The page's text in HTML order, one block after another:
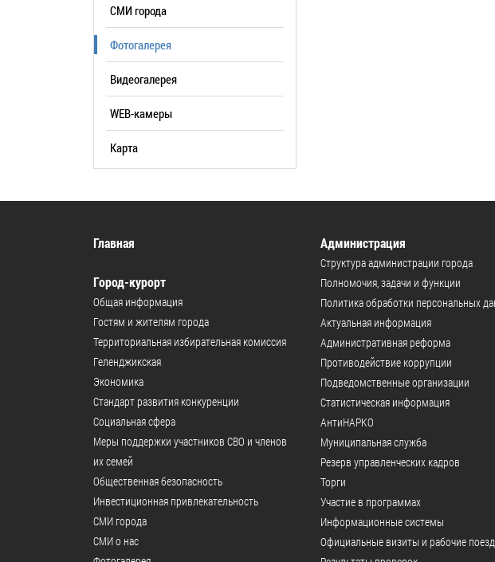
СМИ города
Фотогалерея
Видеогалерея
WEB-камеры
Карта
Главная
Город-курорт
Общая информация
Гостям и жителям города
Территориальная избирательная комиссия
Геленджикcкая
Экономика
Стандарт развития конкуренции
Социальная сфера
Меры поддержки участников СВО и членов
их семей
Общественная безопасность
Инвестиционная привлекательность
СМИ города
СМИ о нас
Администрация
Структура администрации города
Полномочия, задачи и функции
Политика обработки персональных
Актуальная информация
Административная реформа
Противодействие коррупции
Подведомственные организации
Статистическая информация
АнтиНАРКО
Муниципальная служба
Резерв управленческих кадров
Торги
Участие в программах
Информационные системы
Официальные визиты и рабочие